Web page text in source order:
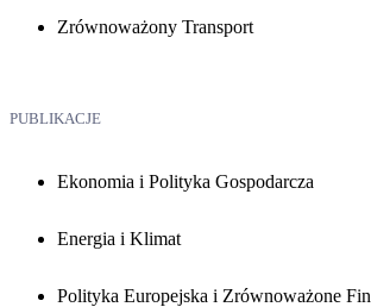
Zrównoważony Transport
PUBLIKACJE
Ekonomia i Polityka Gospodarcza
Energia i Klimat
Polityka Europejska i Zrównoważone